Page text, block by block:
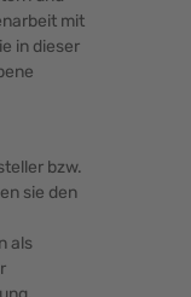
mit
in dieser
bzw.
sie den
als